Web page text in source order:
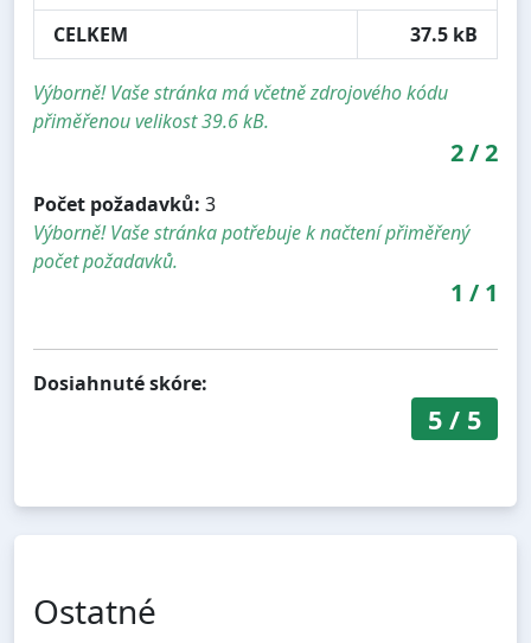
CELKEM
37.5 kB
Výborně! Vaše stránka má včetně zdrojového kódu
přiměřenou velikost 39.6 kB.
2/2
Počet požadavků: 3
Výborně! Vaše stránka potřebuje k načtení přiměřený
počet požadavků.
1 / 1
Dosiahnuté skóre:
5/ 5
Ostatné